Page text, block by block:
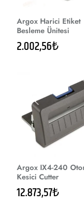
Argox Harici Etiket
Besleme Ünitesi
2.002,56₺
Argox IX4-240
Kesici Cutter
12.873,57₺